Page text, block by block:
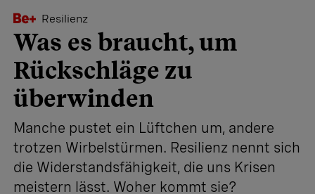
Resilienz
Was es braucht, um
Rückschläge zu
überwinden
Manche pustet ein Lüftchen um, andere
trotzen Wirbelstürmen. Resilienz nennt sich
die Widerstandsfähigkeit, die uns Krisen
meistern lässt. Woher kommt sie?